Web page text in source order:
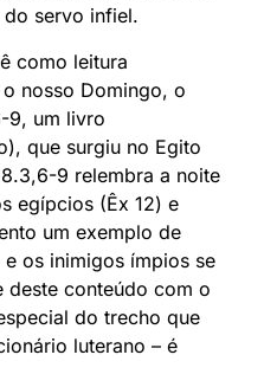
servo infiel.
como leitura
nosso Domingo, o
9, um livro
que surgiu no Egito
9 relembra a noite
egípcios (Êx 12) e
um exemplo de
os inimigos ímpios se
deste conteúdo com o
do trecho que
luterano – é